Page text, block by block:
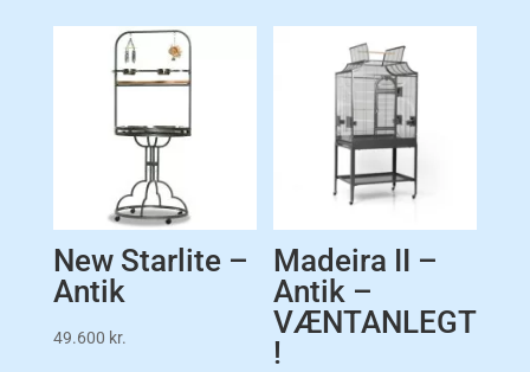
New Starlite –
Antik
49.600 kr.
Madeira II –
Antik –
VÆNTANLEGT
!